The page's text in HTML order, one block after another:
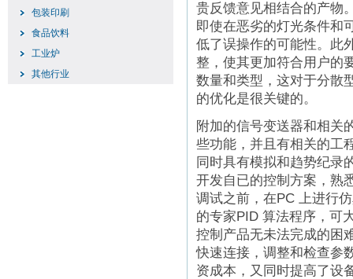
包装印刷
食品饮料
工业炉
其他行业
贵反馈意见相结合的产物
即使在恶劣的灯光条件和
低了误操作的可能性。此
整，使其更加符合用户的
数量和类型，这对于分散
的优化是很关键的。
附加的信号变送器和相关
些功能，并且有相关的工
同时具有模拟和趋势纪录
开发自已的控制方案，熟
调试之前，在PC 上进行
的专家PID 算法程序，可
控制产品无未法完成的困
快速连接，调整和检查参
资成本，又同时提高了设